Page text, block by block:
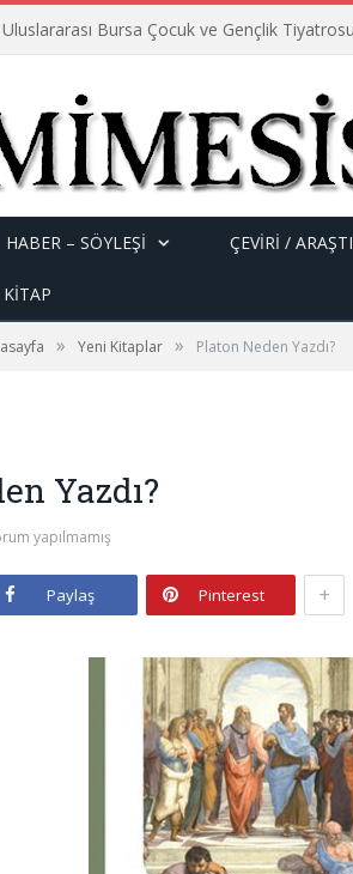
Bursa Çocuk ve Gençlik
HABER – SÖYLEŞI ÇEVİRİ /
» Yeni Kitaplar » Platon Neden Yazdı?
Yazdı?
yapılmamış
Paylaş Pinterest +